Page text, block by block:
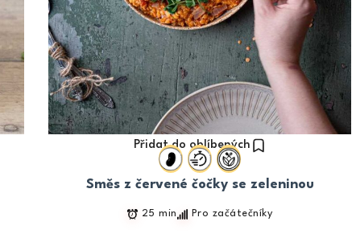
Přidat do oblíbených
Směs z červené čočky se zeleninou
25 min Pro začátečníky